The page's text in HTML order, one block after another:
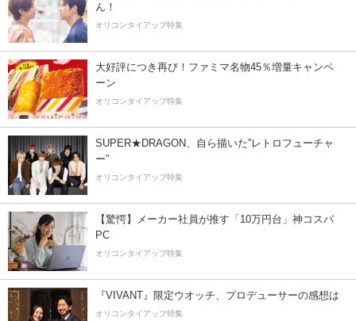
ん！
オリコンタイアップ特集
大好評につき再び！ファミマ名物45％増量キャンペ
ーン
オリコンタイアップ特集
SUPER★DRAGON、自ら描いた”レトロフューチャ
ー”
オリコンタイアップ特集
【驚愕】メーカー社員が推す「10万円台」神コスパ
PC
オリコンタイアップ特集
『VIVANT』限定ウオッチ、プロデューサーの感想は
オリコンタイアップ特集